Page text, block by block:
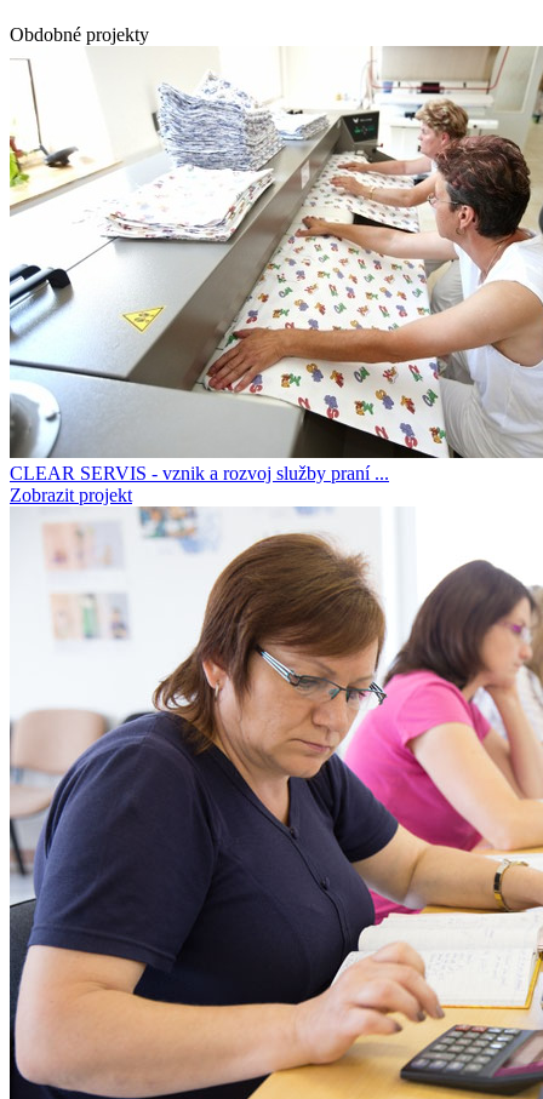
Obdobné projekty
CLEAR SERVIS - vznik a rozvoj služby praní ...
Zobrazit projekt